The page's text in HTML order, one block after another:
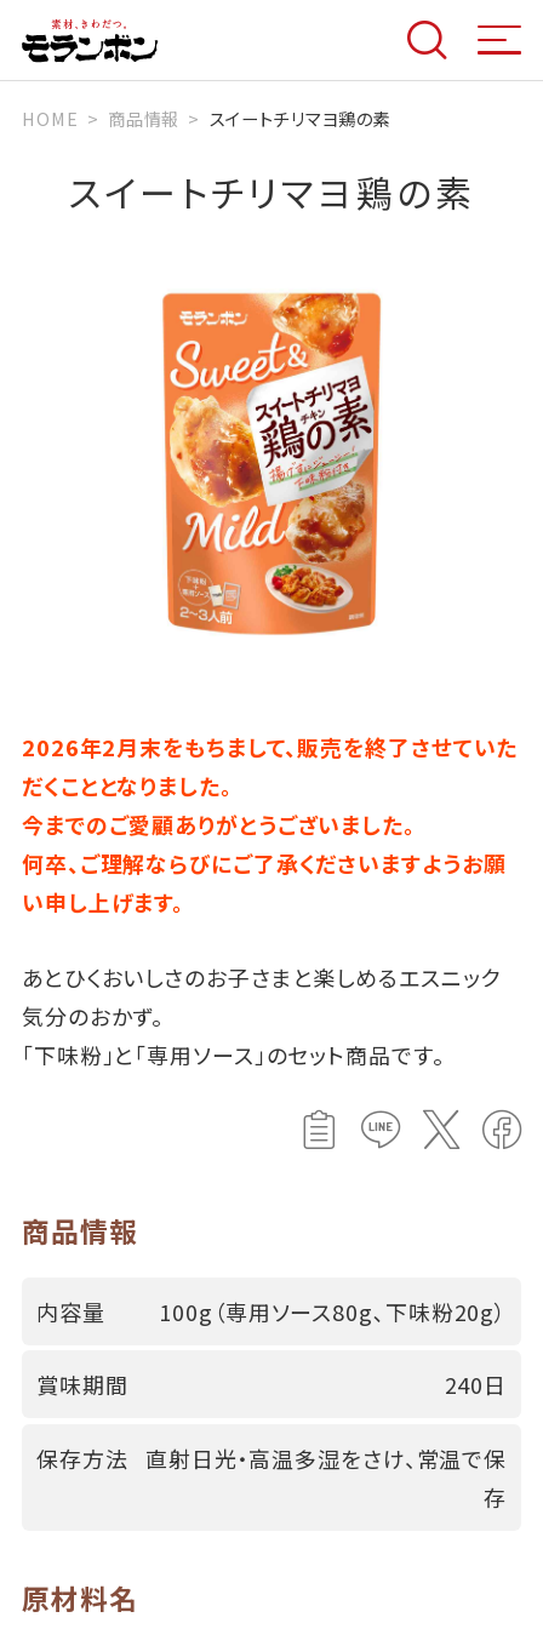
HOME 商品情報 スイートチリマヨ鶏の素
スイートチリマヨ鶏の素
2026年2月末をもちまして、販売を終了させていた
だくこととなりました。
今までのご愛顧ありがとうございました。
何卒、ご理解ならびにご了承くださいますようお願
い申し上げます。
あとひくおいしさのお子さまと楽しめるエスニック
気分のおかず。
「下味粉」と「専用ソース」のセット商品です。
商品情報
内容量 100g（専用ソース80g､下味粉20g）
賞味期間 240日
保存方法
直射日光・高温多湿をさけ、常温で保
存
原材料名